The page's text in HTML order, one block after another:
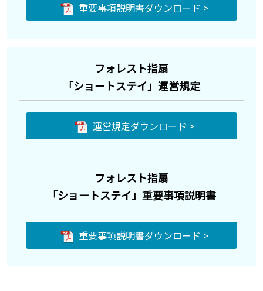
重要事項説明書ダウンロード >
フォレスト指扇
「ショートステイ」運営規定
運営規定ダウンロード >
フォレスト指扇
「ショートステイ」重要事項説明書
重要事項説明書ダウンロード >